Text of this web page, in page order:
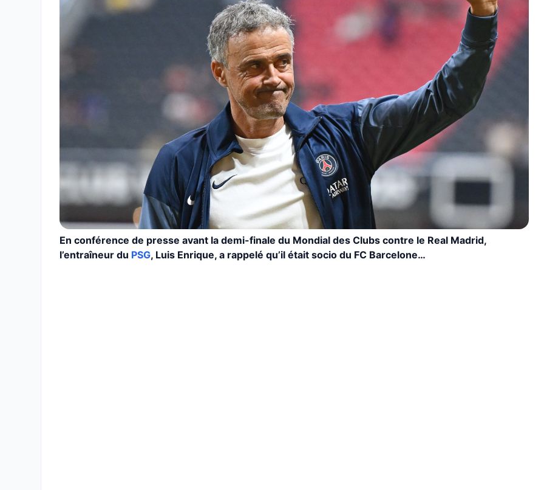
En conférence de presse avant la demi-finale du Mondial des Clubs contre le Real Madrid,
l’entraîneur du PSG, Luis Enrique, a rappelé qu’il était socio du FC Barcelone…